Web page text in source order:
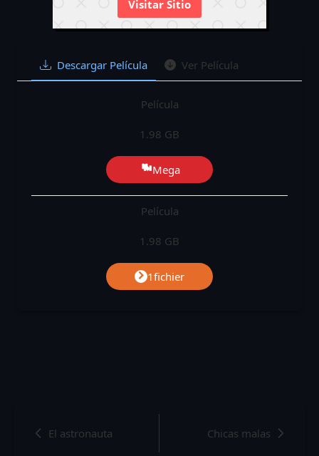
Visitar Sitio
Descargar Película Ver Película
Película
1.98 GB
Mega
Película
1.98 GB
1fichier
El astronauta Chicas malas